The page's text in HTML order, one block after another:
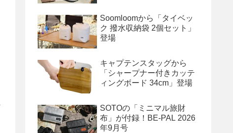
Soomloomから「タイベッ
ク 撥水収納袋 2個セット」
登場
キャプテンスタッグから
「シャープナー付きカッテ
ィングボード 34cm」登場
SOTOの「ミニマル旅財
布」が付録！BE-PAL 2026
年9月号